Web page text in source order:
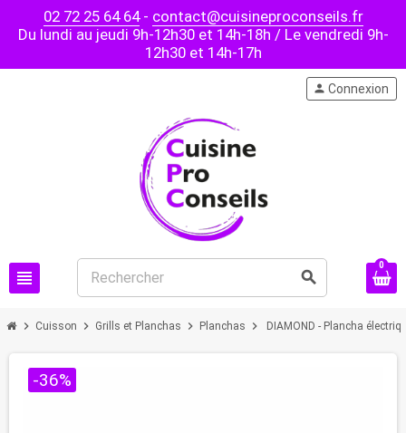
02 72 25 64 64- contact@cuisineproconseils.fr
Du lundi au jeudi 9h-12h30 et 14h-18h / Le vendredi 9h-
12h30 et 14h-17h
view_headline search
person Connexion
0
chevron_right Cuisson chevron_right Grills et Planchas chevron_right Planchas chevron_right DIAMOND - Plancha
-36%